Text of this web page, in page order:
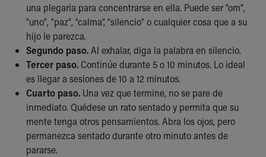
una plegaria para concentrarse en ella. Puede ser "om",
"uno", "paz", “calma”, “silencio” o cualquier cosa que a su
hijo le parezca.
Segundo paso.Al exhalar, diga la palabra en silencio.
Tercer paso. Continúe durante 5 o 10 minutos. Lo ideal
es llegar a sesiones de 10 a 12 minutos.
Cuarto paso. Una vez que termine, no se pare de
inmediato. Quédese un rato sentado y permita que su
mente tenga otros pensamientos. Abra los ojos, pero
permanezca sentado durante otro minuto antes de
pararse.